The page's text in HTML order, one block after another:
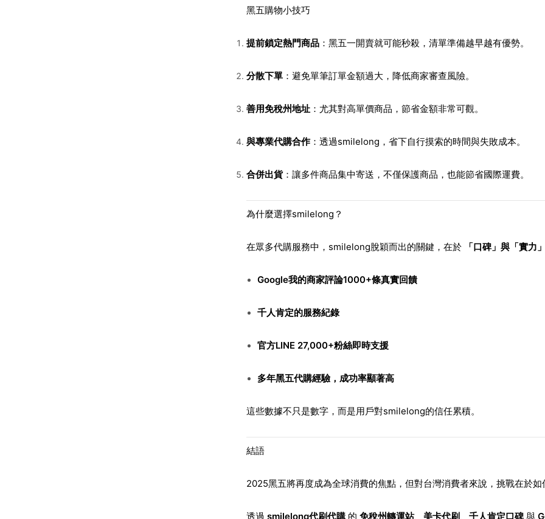
黑五購物小技巧
提前鎖定熱門商品：黑五一開賣就可能秒殺，清單準備越早越有優勢。
分散下單：避免單筆訂單金額過大，降低商家審查風險。
善用免稅州地址：尤其對高單價商品，節省金額非常可觀。
與專業代購合作：透過smilelong，省下自行摸索的時間與失敗成本。
合併出貨：讓多件商品集中寄送，不僅保護商品，也能節省國際運費。
為什麼選擇smilelong？
在眾多代購服務中，smilelong脫穎而出的關鍵，在於 「口碑」與「實力
Google我的商家評論1000+條真實回饋
千人肯定的服務紀錄
官方LINE 27,000+粉絲即時支援
多年黑五代購經驗，成功率顯著高
這些數據不只是數字，而是用戶對smilelong的信任累積。
結語
2025黑五將再度成為全球消費的焦點，但對台灣消費者來說，挑戰在於
透過 smilelong代刷代購的 免稅州轉運站、 美卡代刷、 千人肯定口碑與